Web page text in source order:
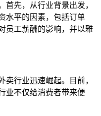
先，从行业背景出发，
水平的因素，包括订单
员工薪酬的影响，并以雅
行业迅速崛起。目前，
业不仅给消费者带来便